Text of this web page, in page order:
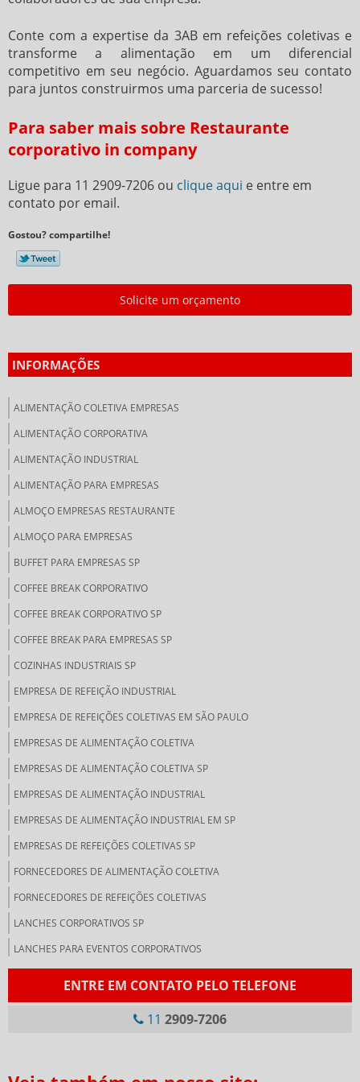
Conte com a expertise da 3AB em refeições coletivas e
transforme a alimentação em um diferencial
competitivo em seu negócio. Aguardamos seu contato
para juntos construirmos uma parceria de sucesso!
Para saber mais sobre Restaurante
corporativo in company
Ligue para 11 2909-7206 ou clique aqui e entre em
contato por email.
Gostou? compartilhe!
Solicite um orçamento
INFORMAÇÕES
ALIMENTAÇÃO COLETIVA EMPRESAS
ALIMENTAÇÃO CORPORATIVA
ALIMENTAÇÃO INDUSTRIAL
ALIMENTAÇÃO PARA EMPRESAS
ALMOÇO EMPRESAS RESTAURANTE
ALMOÇO PARA EMPRESAS
BUFFET PARA EMPRESAS SP
COFFEE BREAK CORPORATIVO
COFFEE BREAK CORPORATIVO SP
COFFEE BREAK PARA EMPRESAS SP
COZINHAS INDUSTRIAIS SP
EMPRESA DE REFEIÇÃO INDUSTRIAL
EMPRESA DE REFEIÇÕES COLETIVAS EM SÃO PAULO
EMPRESAS DE ALIMENTAÇÃO COLETIVA
EMPRESAS DE ALIMENTAÇÃO COLETIVA SP
EMPRESAS DE ALIMENTAÇÃO INDUSTRIAL
EMPRESAS DE ALIMENTAÇÃO INDUSTRIAL EM SP
EMPRESAS DE REFEIÇÕES COLETIVAS SP
FORNECEDORES DE ALIMENTAÇÃO COLETIVA
FORNECEDORES DE REFEIÇÕES COLETIVAS
LANCHES CORPORATIVOS SP
LANCHES PARA EVENTOS CORPORATIVOS
LANCHONETE PARA EMPRESAS
RESTAURANTE DE COLETIVIDADE
ENTRE EM CONTATO PELO TELEFONE
11 2909-7206